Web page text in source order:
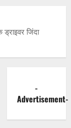
जिंदा
-
Advertisement-